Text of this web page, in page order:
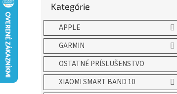
ý
p
n
kategórie
Kategórie
APPLE
GARMIN
OSTATNÉ PRÍSLUŠENSTVO
XIAOMI SMART BAND 10